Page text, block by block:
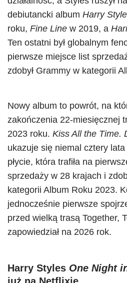
debiutancki album Harry
roku, Fine Line w 2019, a
Ten ostatni był globalnym
pierwsze miejsce list
zdobył Grammy w kategorii
Nowy album to powrót, na
zakończenia 22-miesięcznej
2023 roku. Kiss All the Time.
ukazuje się niemal cztery lata
płycie, która trafiła na
sprzedaży w 28 krajach i
kategorii Album Roku 2023.
jednocześnie pierwsze
przed wielką trasą Together,
zapowiedział na 2026 rok.
Harry Styles One Night